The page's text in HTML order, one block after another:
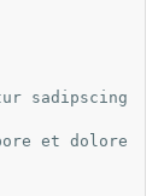
sadipscing
et dolore